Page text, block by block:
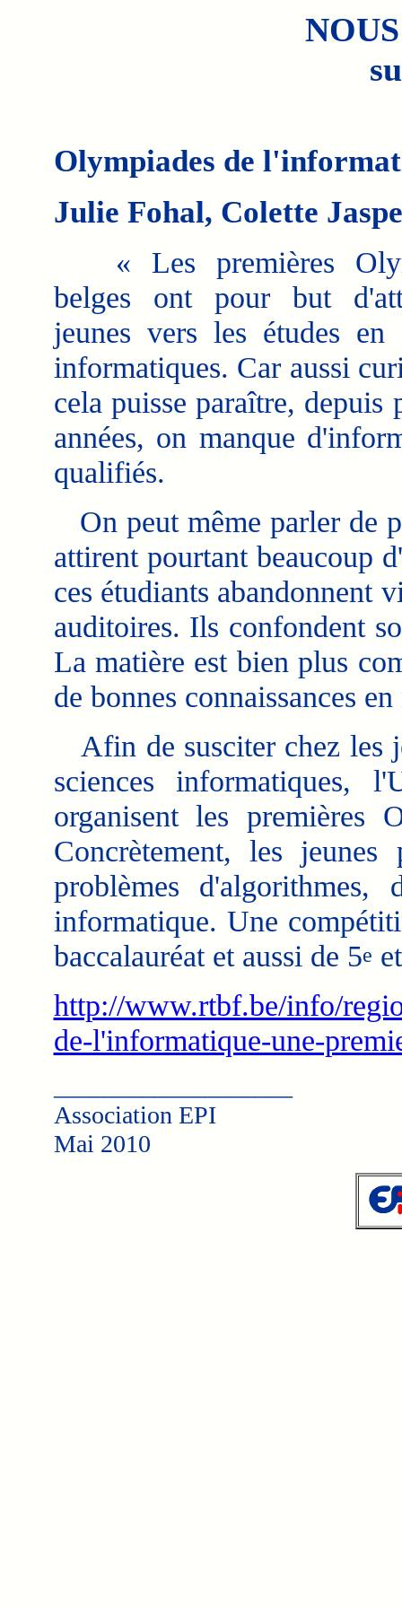
Olympiades de
Julie Fohal, Colette
« Les premières
belges ont pour but
jeunes vers les études en
informatiques. Car aussi
cela puisse paraître, depuis
années, on manque
qualifiés.
On peut même parler de
attirent pourtant beaucoup
ces étudiants abandonnent
auditoires. Ils confondent
La matière est bien plus
de bonnes connaissances
Afin de susciter chez les
sciences informatiques,
organisent les premières
Concrètement, les jeunes
problèmes
informatique. Une
baccalauréat et aussi de 5e
http://www.rtbf.be/info/
de-l'informatique-une-
Association EPI
Mai 2010